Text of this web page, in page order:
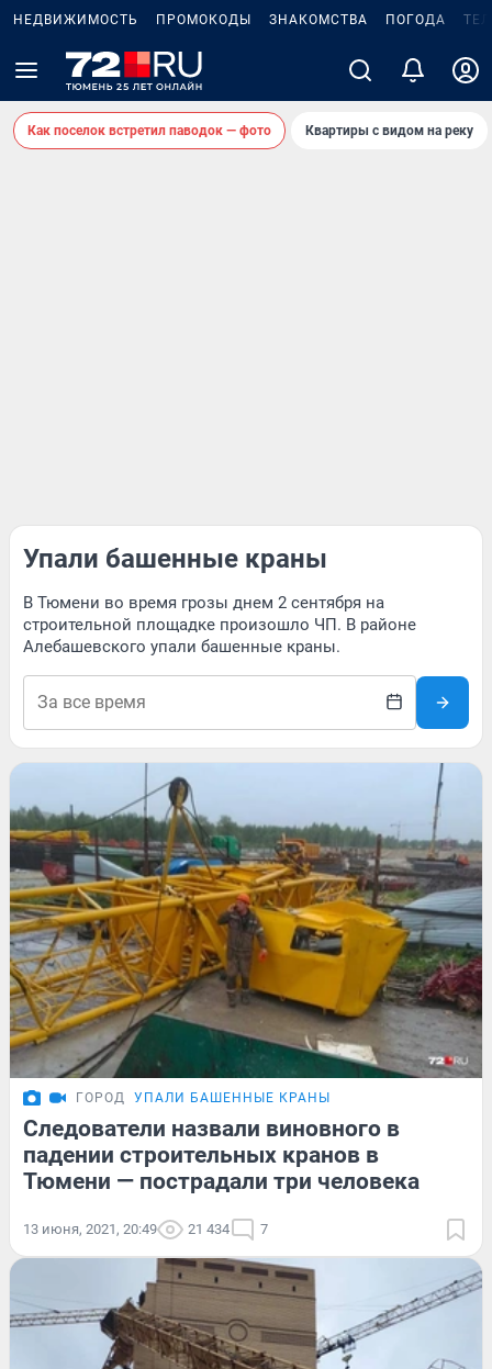
НЕДВИЖИМОСТЬ ПРОМОКОДЫ ЗНАКОМСТВА ПОГОДА
Как поселок встретил паводок — фото Квартиры с видом на реку
Упали башенные краны
В Тюмени во время грозы днем 2 сентября на
строительной площадке произошло ЧП. В районе
Алебашевского упали башенные краны.
ГОРОД УПАЛИ БАШЕННЫЕ КРАНЫ
Следователи назвали виновного в
падении строительных кранов в
Тюмени — пострадали три человека
13 июня, 2021, 20:49 21 434 7